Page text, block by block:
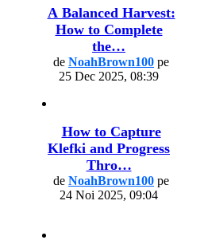
A Balanced Harvest:
How to Complete
the…
de NoahBrown100
25 Dec 2025, 08:39
How to Capture
Klefki and Progress
Thro…
de NoahBrown100
24 Noi 2025, 09:04